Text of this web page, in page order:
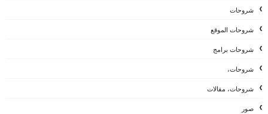
شروحات
شروحات الموقع
شروحات برامج
شروحات،
شروحات، مقالات
صور